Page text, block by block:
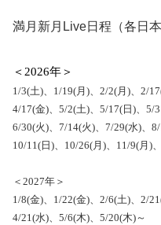
満月新月Live日程（各日
＜2026年＞
1/3(土)、1/19(月)、2/2(月)、2/
4/17(金)、5/2(土)、5/17(日)、5/
6/30(火)、7/14(火)、7/29(水)、
10/11(日)、10/26(月)、11/9(月)
＜ 2027年＞
1/8(金)、1/22(金)、2/6(土)、2/
4/21(水)、5/6(木)、5/20(木)～